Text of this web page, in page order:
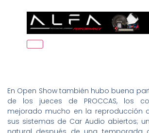
En Open Show también hubo buena
de los jueces de PROCCAS, los
mejorado mucho en la reproducción
sus sistemas de Car Audio abiertos;